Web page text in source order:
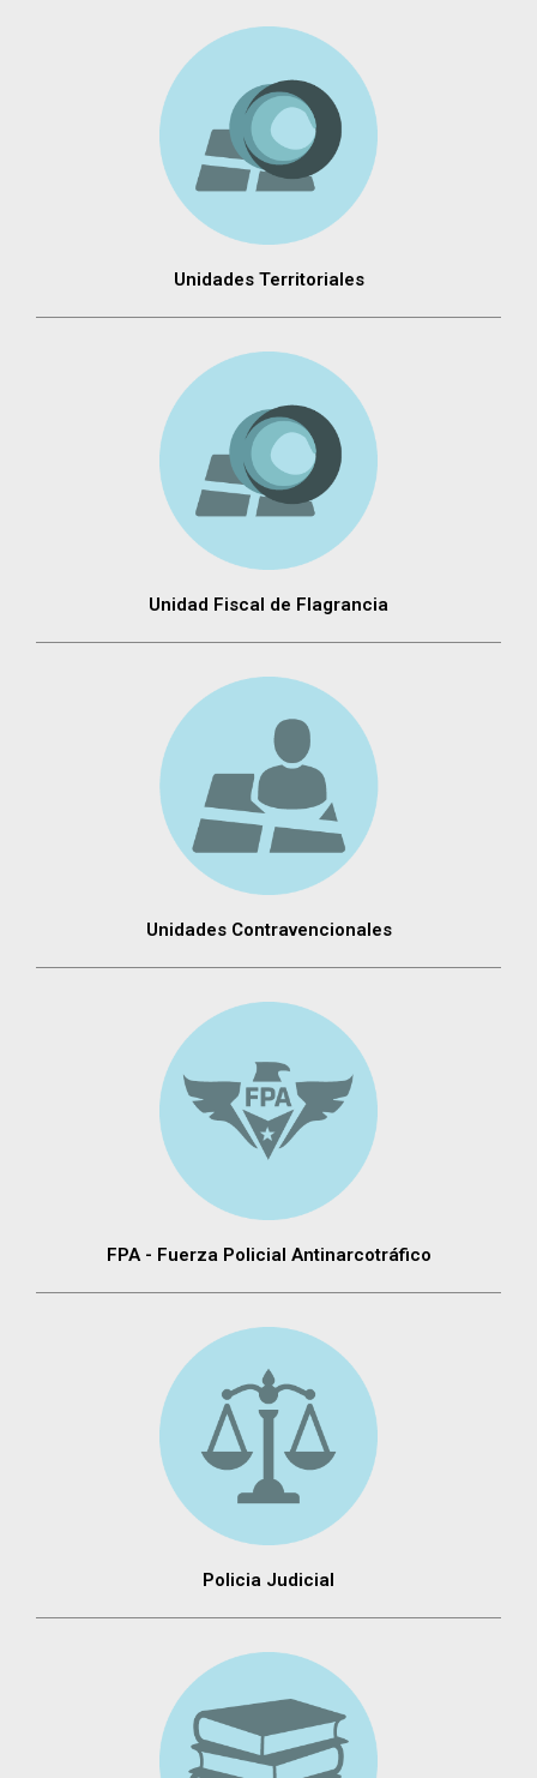
Unidades Territoriales
Unidad Fiscal de Flagrancia
Unidades Contravencionales
FPA - Fuerza Policial Antinarcotráfico
Policia Judicial